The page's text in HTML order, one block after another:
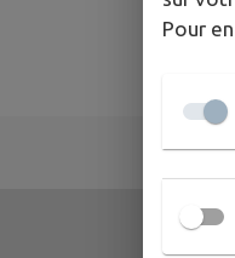
Pour